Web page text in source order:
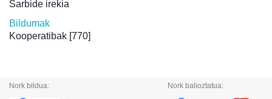
Sarbide irekia
Bildumak
Kooperatibak [770]
Nork bildua: Nork balioztatua: